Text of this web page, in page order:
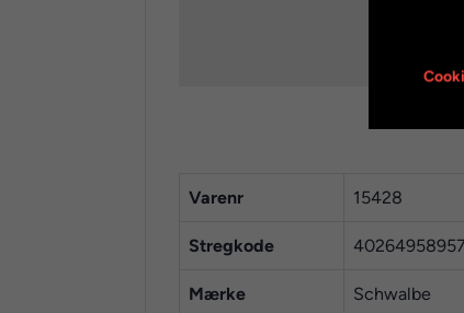
Varenr 15428
Stregkode
Mærke Schwalbe